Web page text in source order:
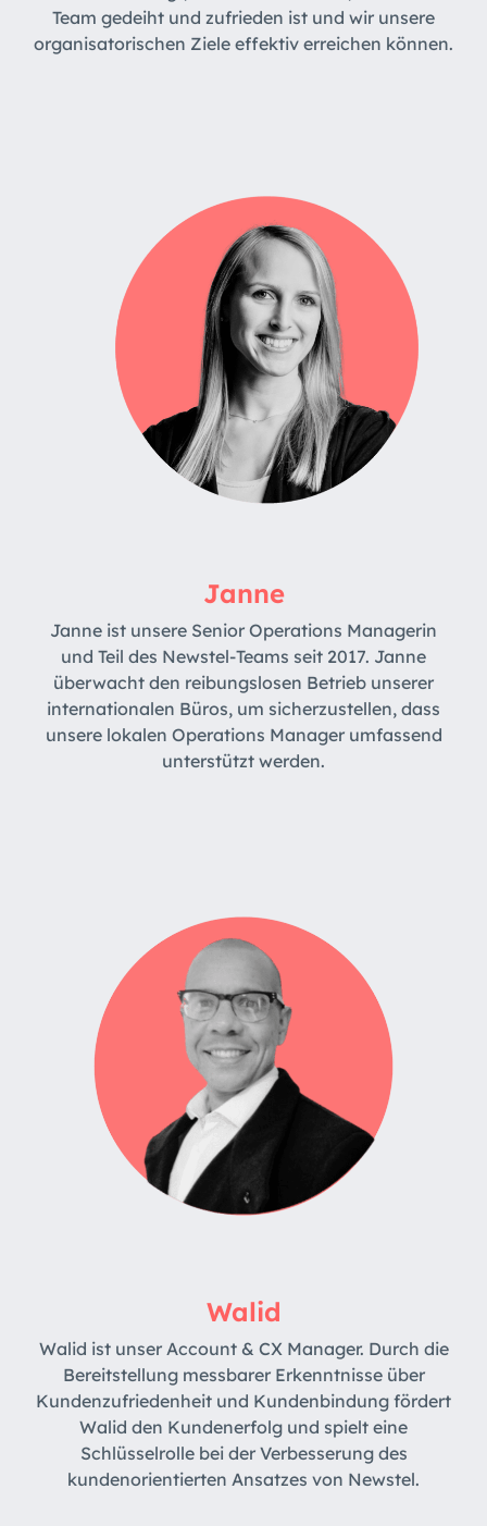
Team gedeiht und zufrieden ist und wir unsere
organisatorischen Ziele effektiv erreichen können.
Janne
Janne ist unsere Senior Operations Managerin
und Teil des Newstel-Teams seit 2017. Janne
überwacht den reibungslosen Betrieb unserer
internationalen Büros, um sicherzustellen, dass
unsere lokalen Operations Manager umfassend
unterstützt werden.
Walid
Walid ist unser Account & CX Manager. Durch die
Bereitstellung messbarer Erkenntnisse über
Kundenzufriedenheit und Kundenbindung fördert
Walid den Kundenerfolg und spielt eine
Schlüsselrolle bei der Verbesserung des
kundenorientierten Ansatzes von Newstel.